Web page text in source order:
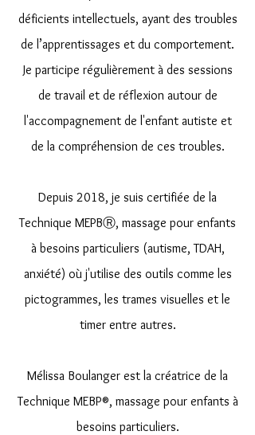
déficients intellectuels, ayant des troubles
de l’apprentissages et du comportement.
Je participe régulièrement à des sessions
de travail et de réflexion autour de
l'accompagnement de l'enfant autiste et
de la compréhension de ces troubles.
Depuis 2018, je suis certifiée de la
Technique MEPBⓇ, massage pour enfants
à besoins particuliers (autisme, TDAH,
anxiété) où j'utilise des outils comme les
pictogrammes, les trames visuelles et le
timer entre autres.
Mélissa Boulanger est la créatrice de la
Technique MEBP®, massage pour enfants à
besoins particuliers.